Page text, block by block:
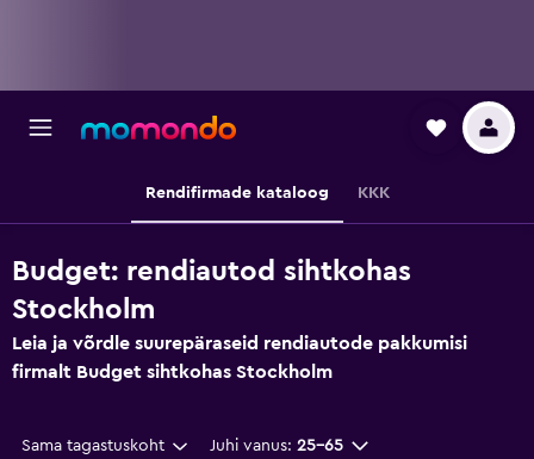
Rendifirmade kataloog KKK
Budget: rendiautod sihtkohas
Stockholm
Leia ja võrdle suurepäraseid rendiautode pakkumisi
firmalt Budget sihtkohas Stockholm
Sama tagastuskoht Juhi vanus: 25–65